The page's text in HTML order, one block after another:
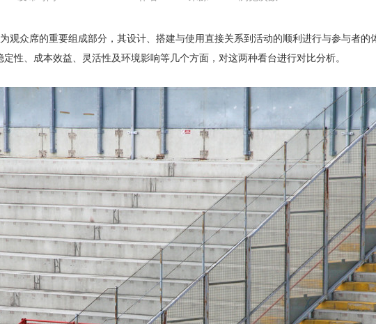
观众席的重要组成部分，其设计、搭建与使用直接关系到活动的顺利进行与参与者
性、成本效益、灵活性及环境影响等几个方面，对这两种看台进行对比分析。